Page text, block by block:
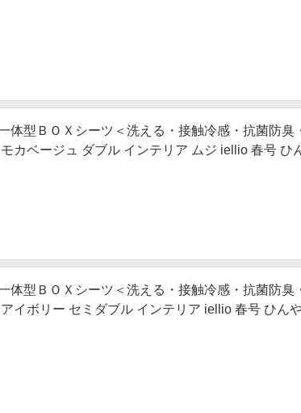
薦め商品,ロングセラー,新色追加,動画あり
体型ＢＯＸシーツ＜洗える・接触冷感・抗菌防臭
カベージュ ダブル インテリア ムジ iellio 春号 ひ
商品,ロングセラー,新色追加,動画あり
体型ＢＯＸシーツ＜洗える・接触冷感・抗菌防臭
イボリー セミダブル インテリア iellio 春号 ひん
ロングセラー,新色追加,動画あり